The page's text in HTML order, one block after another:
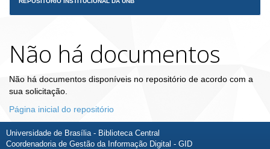
Não há documentos
Não há documentos disponíveis no repositório de acordo com a
sua solicitação.
Página inicial do repositório
Universidade de Brasília - Biblioteca Central
Coordenadoria de Gestão da Informação Digital - GID